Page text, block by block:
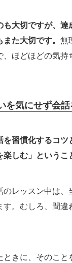
も大切ですが、達
た大切です。 無
、ほどほどの気持
気にせず会話
を習慣化するコツ
しむ」というこ
のレッスン中は、
す。むしろ、間違
ときに、そのこと